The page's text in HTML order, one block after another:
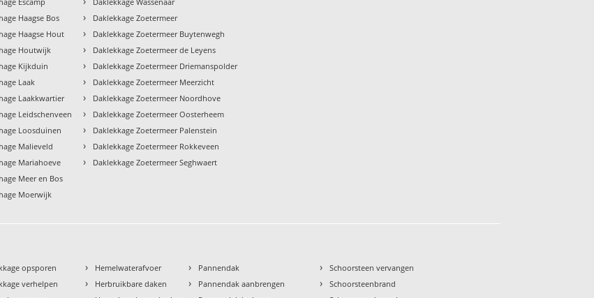
Haagse Bos
Haagse Hout
Houtwijk
Kijkduin
Laak
Laakkwartier
Leidschenveen
Loosduinen
Malieveld
Mariahoeve
Meer en Bos
Moerwijk
› Daklekkage Zoetermeer
› Daklekkage Zoetermeer Buytenwegh
› Daklekkage Zoetermeer de Leyens
› Daklekkage Zoetermeer Driemanspolder
› Daklekkage Zoetermeer Meerzicht
› Daklekkage Zoetermeer Noordhove
› Daklekkage Zoetermeer Oosterheem
› Daklekkage Zoetermeer Palenstein
› Daklekkage Zoetermeer Rokkeveen
› Daklekkage Zoetermeer Seghwaert
opsporen
verhelpen
› Hemelwaterafvoer
› Herbruikbare daken
› Pannendak
› Pannendak aanbrengen
› Schoorsteen vervangen
› Schoorsteenbrand